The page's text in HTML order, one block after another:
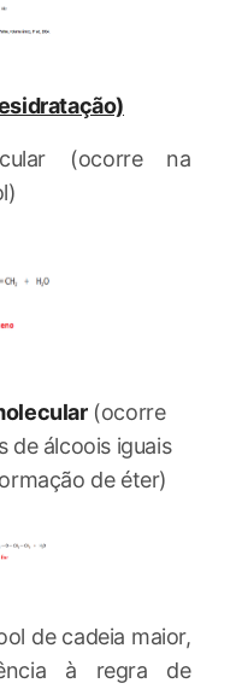
(ocorre na
(ocorre
de álcoois iguais
de éter)
de cadeia maior,
à regra de